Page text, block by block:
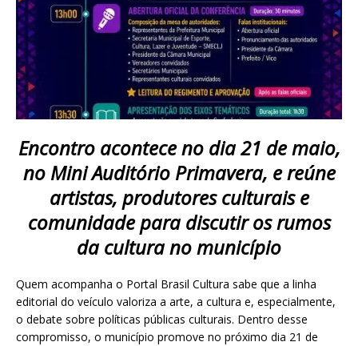
Encontro acontece no dia 21 de maio,
no Mini Auditório Primavera, e reúne
artistas, produtores culturais e
comunidade para discutir os rumos
da cultura no município
Quem acompanha o Portal Brasil Cultura sabe que a linha
editorial do veículo valoriza a arte, a cultura e, especialmente,
o debate sobre políticas públicas culturais. Dentro desse
compromisso, o município promove no próximo dia 21 de